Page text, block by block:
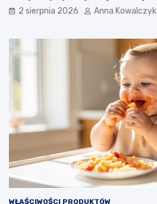
2 sierpnia 2026 Anna Kowalczyk
WŁAŚCIWOŚCI PRODUKTÓW